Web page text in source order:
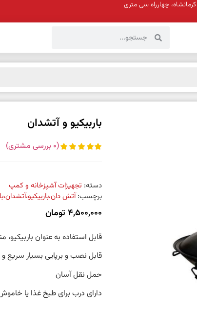
کرمانشاه، چهارراه سی متری
باربیکیو و آتشدان
(
0 بررسی مشتری)
دسته: تجهیزات آشپزخانه و کمپ
برچسب:آتش
4,500,000 تومان
قابل استفاده به عنوان
قابل نصب و برپایی بسیار سریع و
حمل نقل آسان
دارای درب برای طبخ غذا یا